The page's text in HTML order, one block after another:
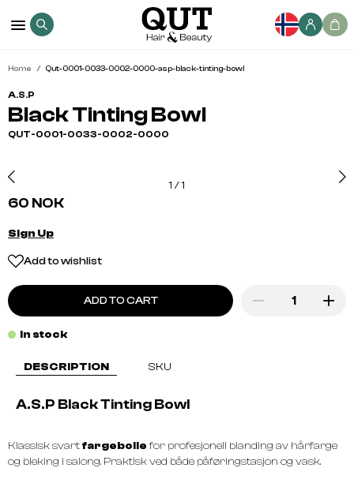
Home Qut-0001-0033-0002-0000-asp-black-tinting-bowl
A.S.P
Black Tinting Bowl
QUT-0001-0033-0002-0000
1 /1
60 NOK
Sign Up
Add to wishlist
ADD TO CART
In stock
DESCRIPTION SKU
A.S.P Black Tinting Bowl
Klassisk svartfargebolle for profesjonell blanding av hårfarge
og bleking i salong. Praktisk ved både påføringstasjon og vask.